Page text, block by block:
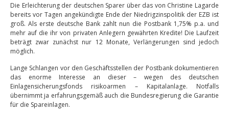
Die Erleichterung der deutschen Sparer über das von Christine Lagarde
bereits vor Tagen angekündigte Ende der Niedrigzinspolitik der EZB ist
groß. Als erste deutsche Bank zahlt nun die Postbank 1,75% p.a. und
mehr auf die ihr von privaten Anlegern gewährten Kredite! Die Laufzeit
beträgt zwar zunächst nur 12 Monate, Verlängerungen sind jedoch
möglich.
Lange Schlangen vor den Geschäftsstellen der Postbank dokumentieren
das enorme Interesse an dieser – wegen des deutschen
Einlagensicherungsfonds risikoarmen – Kapitalanlage. Notfalls
übernimmt ja erfahrungsgemäß auch die Bundesregierung die Garantie
für die Spareinlagen.